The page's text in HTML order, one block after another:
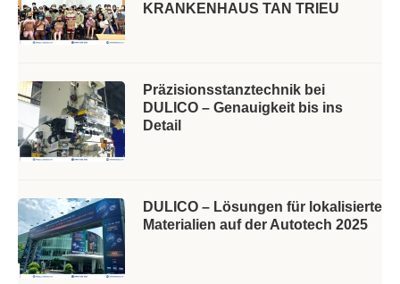
KRANKENHAUS TAN TRIEU
Präzisionsstanztechnik bei
DULICO – Genauigkeit bis ins
Detail
DULICO – Lösungen für lokalisierte
Materialien auf der Autotech 2025